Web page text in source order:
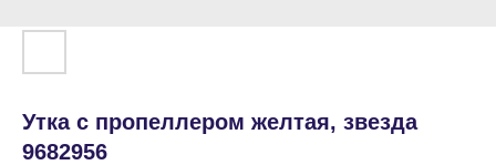
Утка с пропеллером желтая, звезда
9682956